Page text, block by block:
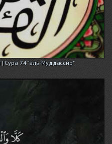
Сура 74 "аль-Муддассир"